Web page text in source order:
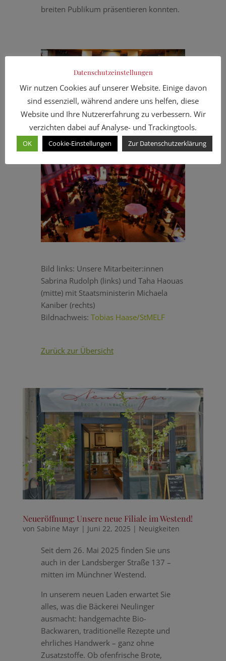
breiten Publikum präsentieren konnten.
Bild links: Unsere Mitarbeiter:innen
Sabrina Rudolph (links) und Taha Haouas
(mitte) mit Staatsministerin Michaela
Kaniber (rechts)
Bildnachweis: Tobias Haase/StMELF
Zurück zur Übersicht
Neueröffnung: Unsere neue Filiale im Westend!
von Sabine Mayr| Juni 22, 2025 | Neuigkeiten
Seit dem 26. Mai 2025 finden Sie uns
auch in der Landsberger Straße 137 –
mitten im Münchner Westend.
In unserem neuen Laden erwartet Sie
alles, was die Bäckerei Neulinger
ausmacht: handgemachte Bio-
Backwaren, traditionelle Rezepte und
ehrliches Handwerk – ganz ohne
Zusatzstoffe. Ob ofenfrische Brote,
Datenschutzeinstellungen
Wir nutzen Cookies auf unserer Website. Einige davon
sind essenziell, während andere uns helfen, diese
Website und Ihre Nutzererfahrung zu verbessern. Wir
verzichten dabei auf Analyse- und Trackingtools.
OK Cookie-Einstellungen Zur Datenschutzerklärung